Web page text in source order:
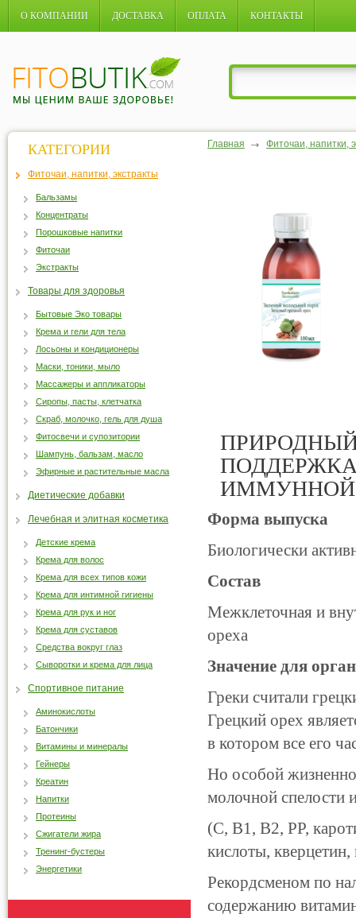
О КОМПАНИИ ДОСТАВКА ОПЛАТА КОНТАКТЫ
Главная Фиточаи, напитки,
Форма выпуска
Биологически
Состав
Межклеточная и
ореха
Значение для
Греки считали
Грецкий орех
в котором все его
Но особой
молочной спелости
(С, B1, B2, PP,
кислоты,
Рекордсменом по
содержанию
КАТЕГОРИИ
Фиточаи, напитки, экстракты
Бальзамы
Концентраты
Порошковые напитки
Фиточаи
Экстракты
Товары для здоровья
Бытовые Эко товары
Крема и гели для тела
Лосьоны и кондиционеры
Маски, тоники, мыло
Массажеры и аппликаторы
Сиропы, пасты, клетчатка
Скраб, молочко, гель для душа
Фитосвечи и супозитории
Шампунь, бальзам, масло
Эфирные и растительные масла
Диетические добавки
Лечебная и элитная косметика
Детские крема
Крема для волос
Крема для всех типов кожи
Крема для интимной гигиены
Крема для рук и ног
Крема для суставов
Средства вокруг глаз
Сыворотки и крема для лица
Спортивное питание
Аминокислоты
Батончики
Витамины и минералы
Гейнеры
Креатин
Напитки
Протеины
Сжигатели жира
Тренинг-бустеры
Энергетики